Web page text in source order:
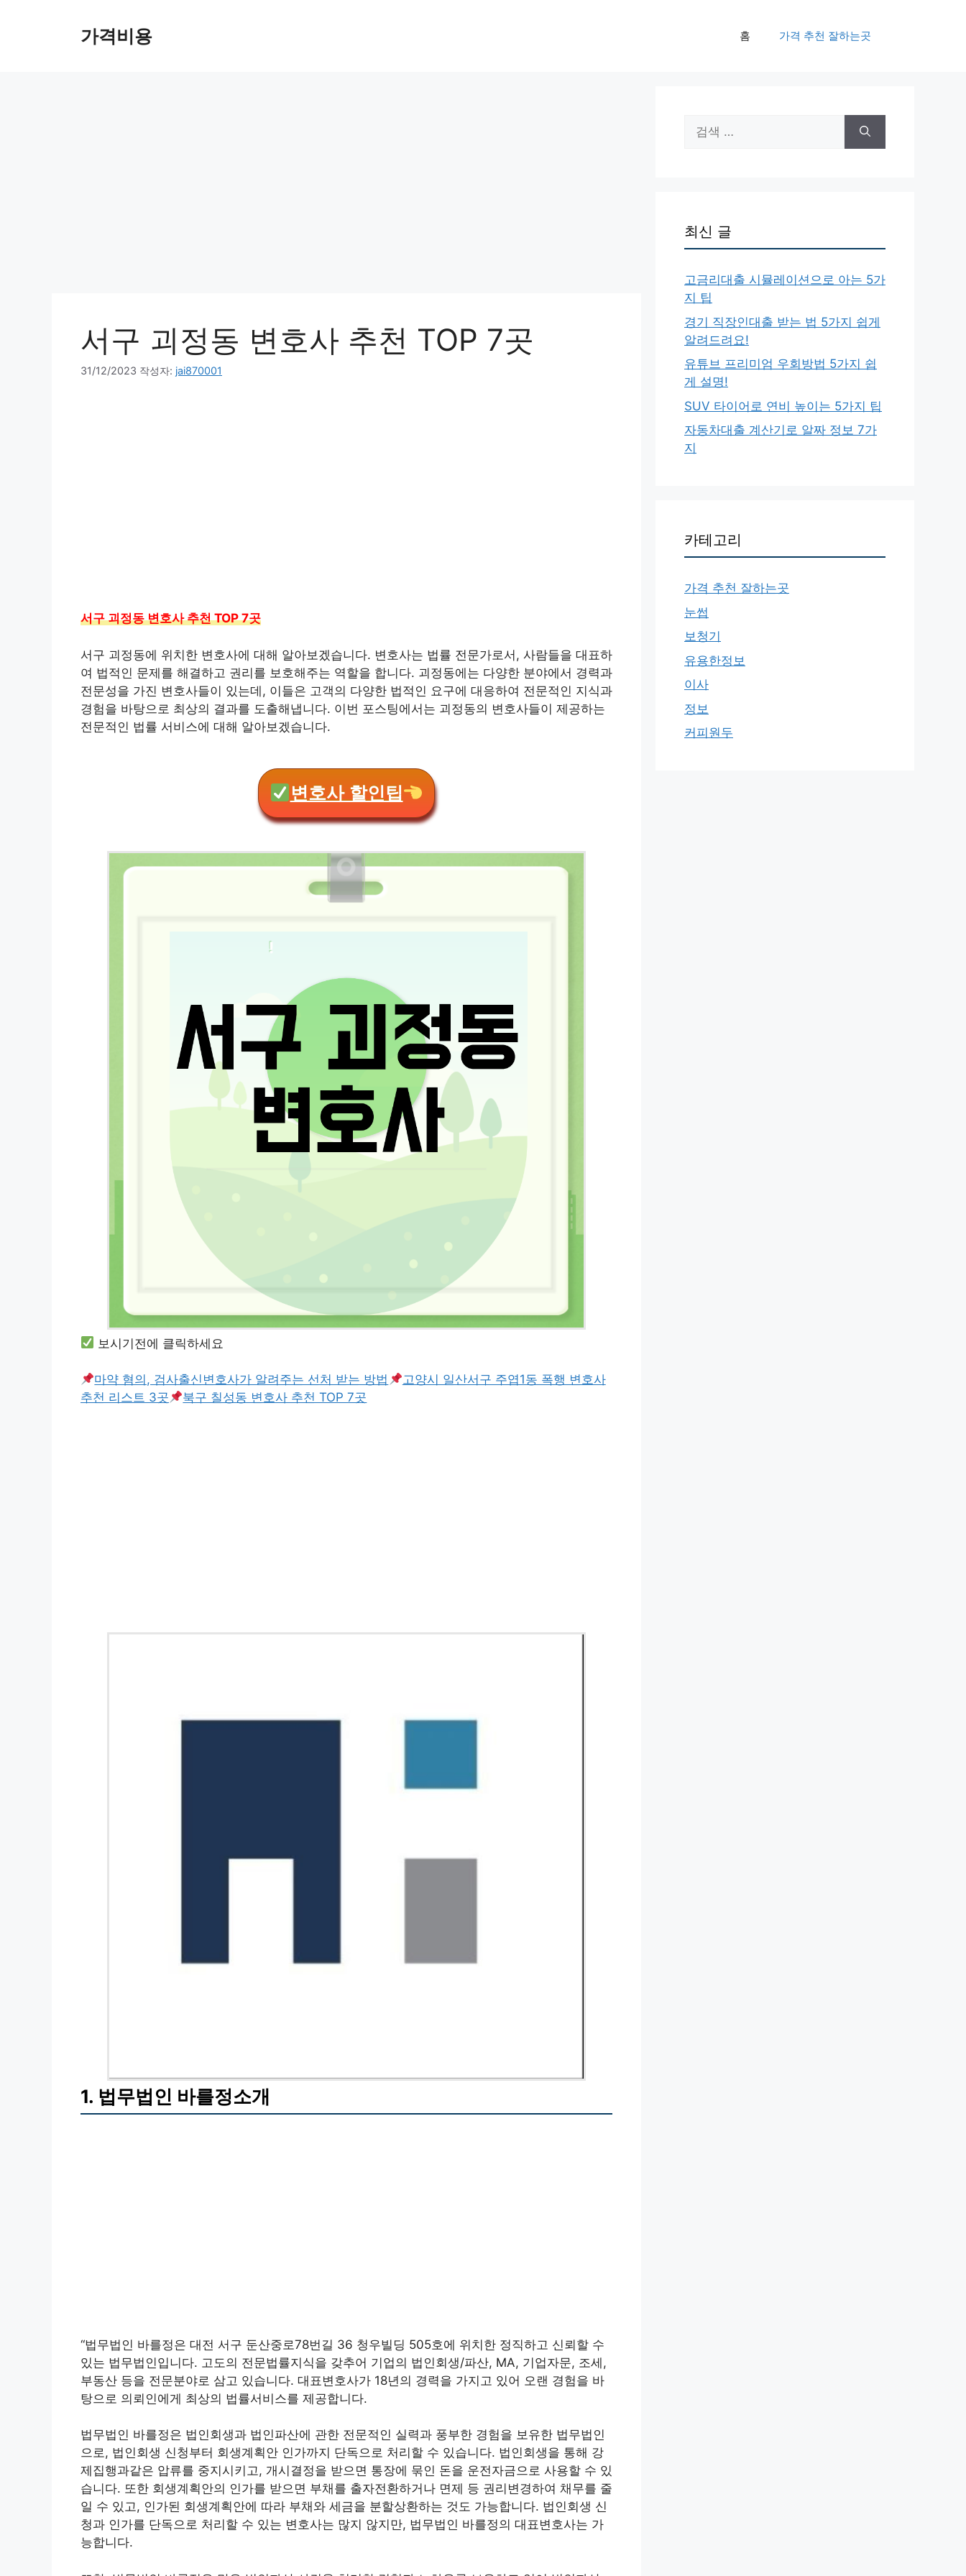
가격비용 홈 가격 추천 잘하는곳
서구 괴정동 변호사 추천 TOP 7곳
31/12/2023 작성자: jai870001
서구 괴정동 변호사 추천 TOP 7곳
서구 괴정동에 위치한 변호사에 대해 알아보겠습니다. 변호사는 법률 전문가로서, 사람들을 대표하
여 법적인 문제를 해결하고 권리를 보호해주는 역할을 합니다. 괴정동에는 다양한 분야에서 경력과
전문성을 가진 변호사들이 있는데, 이들은 고객의 다양한 법적인 요구에 대응하여 전문적인 지식과
경험을 바탕으로 최상의 결과를 도출해냅니다. 이번 포스팅에서는 괴정동의 변호사들이 제공하는
전문적인 법률 서비스에 대해 알아보겠습니다.
변호사 할인팁
보시기전에 클릭하세요
마약 혐의, 검사출신변호사가 알려주는 선처 받는 방법
고양시 일산서구 주엽1동 폭행 변호사
추천 리스트 3곳
북구 칠성동 변호사 추천 TOP 7곳
1. 법무법인 바를정소개
“법무법인 바를정은 대전 서구 둔산중로78번길 36 청우빌딩 505호에 위치한 정직하고 신뢰할 수
있는 법무법인입니다. 고도의 전문법률지식을 갖추어 기업의 법인회생/파산, MA, 기업자문, 조세,
부동산 등을 전문분야로 삼고 있습니다. 대표변호사가 18년의 경력을 가지고 있어 오랜 경험을 바
탕으로 의뢰인에게 최상의 법률서비스를 제공합니다.
법무법인 바를정은 법인회생과 법인파산에 관한 전문적인 실력과 풍부한 경험을 보유한 법무법인
으로, 법인회생 신청부터 회생계획안 인가까지 단독으로 처리할 수 있습니다. 법인회생을 통해 강
제집행과같은 압류를 중지시키고, 개시결정을 받으면 통장에 묶인 돈을 운전자금으로 사용할 수 있
습니다. 또한 회생계획안의 인가를 받으면 부채를 출자전환하거나 면제 등 권리변경하여 채무를 줄
일 수 있고, 인가된 회생계획안에 따라 부채와 세금을 분할상환하는 것도 가능합니다. 법인회생 신
청과 인가를 단독으로 처리할 수 있는 변호사는 많지 않지만, 법무법인 바를정의 대표변호사는 가
능합니다.
색:
최신 글
고금리대출 시뮬레이션으로 아는 5가
지 팁
경기 직장인대출 받는 법 5가지 쉽게
알려드려요!
유튜브 프리미엄 우회방법 5가지 쉽
게 설명!
SUV 타이어로 연비 높이는 5가지 팁
자동차대출 계산기로 알짜 정보 7가
지
카테고리
가격 추천 잘하는곳
눈썹
보청기
유용한정보
이사
정보
커피원두